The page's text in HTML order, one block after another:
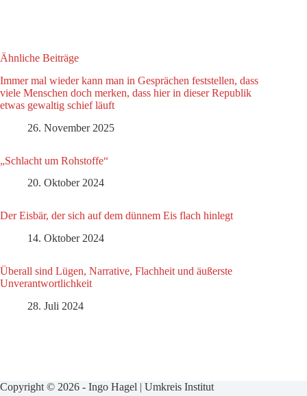
Ähnliche Beiträge
Immer mal wieder kann man in Gesprächen feststellen, dass
viele Menschen doch merken, dass hier in dieser Republik
etwas gewaltig schief läuft
26. November 2025
„Schlacht um Rohstoffe“
20. Oktober 2024
Der Eisbär, der sich auf dem dünnem Eis flach hinlegt
14. Oktober 2024
Überall sind Lügen, Narrative, Flachheit und äußerste
Unverantwortlichkeit
28. Juli 2024
Copyright © 2026 - Ingo Hagel | Umkreis Institut